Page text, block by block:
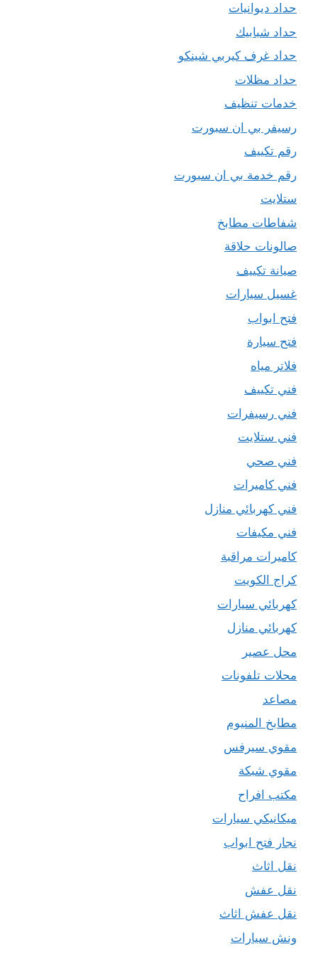
حداد ديوانيات
حداد شبابيك
حداد غرف كيربي شينكو
حداد مظلات
خدمات تنظيف
رسيفر بي ان سبورت
رقم تكييف
رقم خدمة بي ان سبورت
ستلايت
شفاطات مطابخ
صالونات حلاقة
صيانة تكييف
غسيل سيارات
فتح ابواب
فتح سيارة
فلاتر مياه
فني تكييف
فني رسيفرات
فني ستلايت
فني صحي
فني كاميرات
فني كهربائي منازل
فني مكيفات
كاميرات مراقبة
كراج الكويت
كهربائي سيارات
كهربائي منازل
محل عصير
محلات تلفونات
مصاعد
مطابخ المنيوم
مقوي سيرفس
مقوي شبكة
مكتب افراح
ميكانيكي سيارات
نجار فتح ابواب
نقل اثاث
نقل عفش
نقل عفش اثاث
ونش سيارات